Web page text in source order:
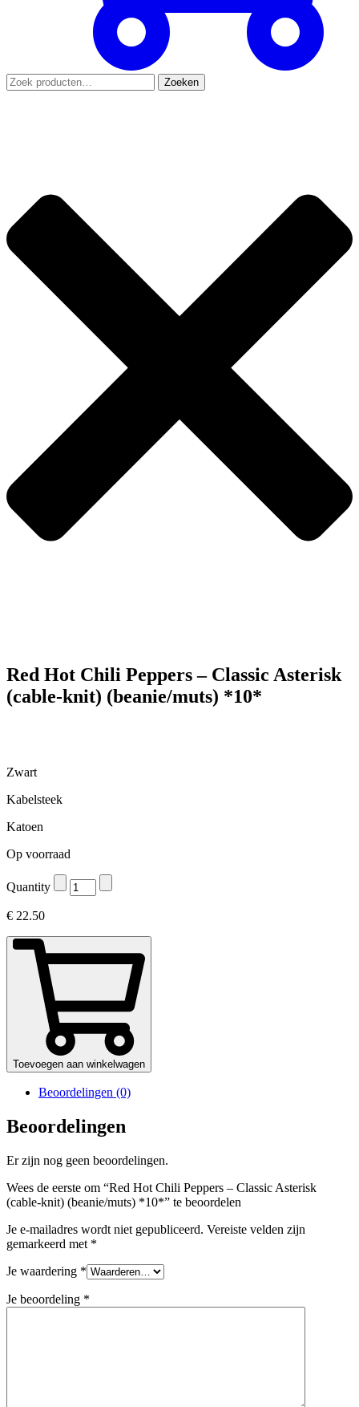
Zoeken
naar:
Zoeken
Red Hot Chili Peppers – Classic Asterisk
(cable-knit) (beanie/muts) *10*
Zwart
Kabelsteek
Katoen
Op voorraad
Quantity
€ 22.50
Toevoegen aan winkelwagen
Beoordelingen (0)
Beoordelingen
Er zijn nog geen beoordelingen.
Wees de eerste om “Red Hot Chili Peppers – Classic Asterisk
(cable-knit) (beanie/muts) *10*” te beoordelen
Je e-mailadres wordt niet gepubliceerd. Vereiste velden zijn
gemarkeerd met *
Je waardering *
Je beoordeling *